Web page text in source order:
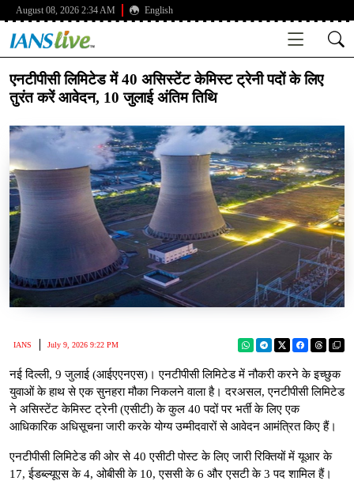
August 08, 2026 2:34 AM English
एनटीपीसी लिमिटेड में 40 असिस्टेंट केमिस्ट ट्रेनी पदों के लिए
तुरंत करें आवेदन, 10 जुलाई अंतिम तिथि
IANS July 9, 2026 9:22 PM
नई दिल्ली, 9 जुलाई (आईएएनएस)। एनटीपीसी लिमिटेड में नौकरी करने के इच्छुक
युवाओं के हाथ से एक सुनहरा मौका निकलने वाला है। दरअसल, एनटीपीसी लिमिटेड
ने असिस्टेंट केमिस्ट ट्रेनी (एसीटी) के कुल 40 पदों पर भर्ती के लिए एक
आधिकारिक अधिसूचना जारी करके योग्य उम्मीदवारों से आवेदन आमंत्रित किए हैं।
एनटीपीसी लिमिटेड की ओर से 40 एसीटी पोस्ट के लिए जारी रिक्तियों में यूआर के
17, ईडब्ल्यूएस के 4, ओबीसी के 10, एससी के 6 और एसटी के 3 पद शामिल हैं।